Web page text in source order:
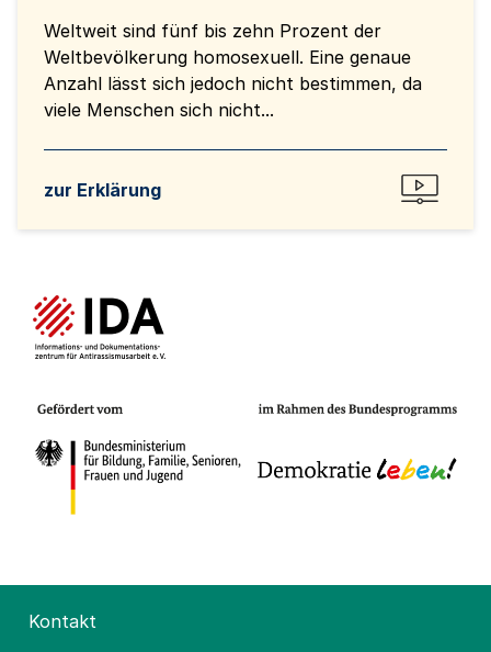
Weltweit sind fünf bis zehn Prozent der
Weltbevölkerung homosexuell. Eine genaue
Anzahl lässt sich jedoch nicht bestimmen, da
viele Menschen sich nicht...
zur Erklärung
Kontakt